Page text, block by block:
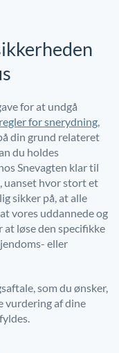
for at undgå
regler for snerydning
din grund relateret
du holdes
Snevagten klar til
uanset hvor stort et
sikker på, at alle
vores uddannede og
at løse den specifikke
eller
som du ønsker,
vurdering af dine